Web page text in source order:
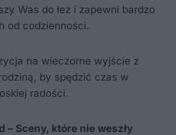
Was do łez i zapewni bardzo
od codzienności.
na wieczorne wyjście z
by spędzić czas w
radości.
– Sceny, które nie weszły